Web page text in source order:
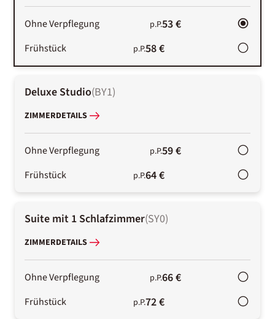
Ohne Verpflegung p.P.53 €
Frühstück p.P.58 €
Deluxe Studio(BY1)
ZIMMERDETAILS
Ohne Verpflegung p.P.59 €
Frühstück p.P.64 €
Suite mit 1 Schlafzimmer(SY0)
ZIMMERDETAILS
Ohne Verpflegung p.P.66 €
Frühstück p.P.72 €